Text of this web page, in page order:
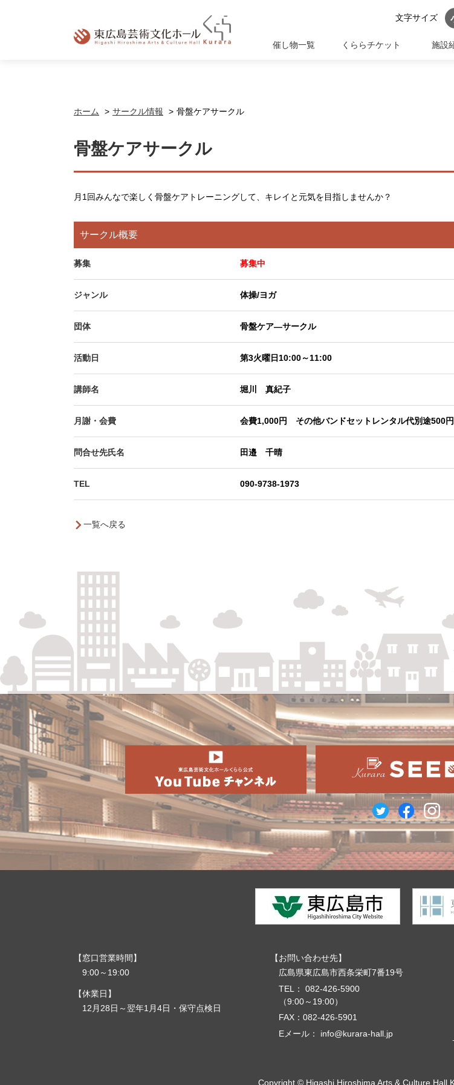
文字サイズ
催し物一覧 くららチケット 施設
ホーム サークル情報 骨盤ケアサークル
骨盤ケアサークル
月1回みんなで楽しく骨盤ケアトレーニングして、キレイと元気を目指しませんか？
サークル概要
募集 募集中
ジャンル 体操/ヨガ
団体 骨盤ケア―サークル
活動日 第3火曜日10:00～11:00
講師名 堀川 真紀子
月謝・会費 会費1,000円 その他バンドセットレンタル代別途500円
問合せ先氏名 田邉 千晴
TEL 090-9738-1973
一覧へ戻る
窓口営業時間
9:00～19:00
休業日
12月28日～翌年1月4日・保守点検日
お問い合わせ先
広島県東広島市西条栄町7番19号
TEL：
082-426-5900
（9:00～19:00）
FAX：082-426-5901
Eメール：
info@kurara-hall.jp
Copyright © Higashi Hiroshima Arts & Culture Hall